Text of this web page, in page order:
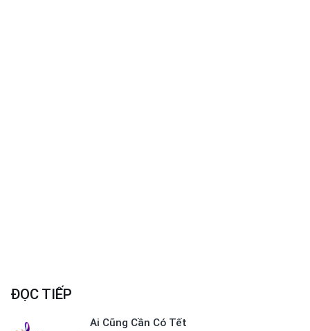
ĐỌC TIẾP
Ai Cũng Cần Có Tết